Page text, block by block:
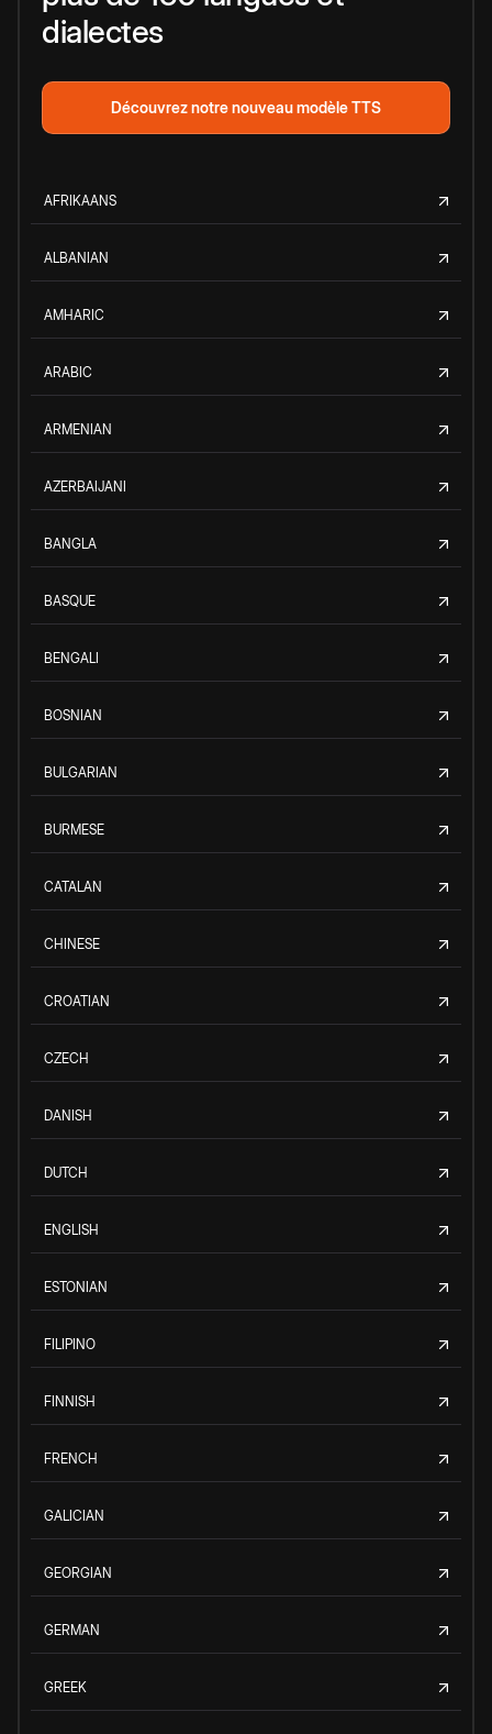
dialectes
Découvrez notre nouveau modèle TTS
AFRIKAANS
ALBANIAN
AMHARIC
ARABIC
ARMENIAN
AZERBAIJANI
BANGLA
BASQUE
BENGALI
BOSNIAN
BULGARIAN
BURMESE
CATALAN
CHINESE
CROATIAN
CZECH
DANISH
DUTCH
ENGLISH
ESTONIAN
FILIPINO
FINNISH
FRENCH
GALICIAN
GEORGIAN
GERMAN
GREEK